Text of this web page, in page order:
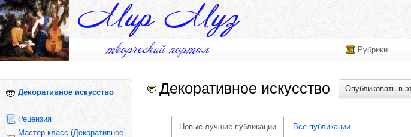
Рубрики
Декоративное искусство
Рецензия
Мастер-класс (Декоративное
Декоративное искусство Опубликовать в
Новые лучшие публикации Все публикации